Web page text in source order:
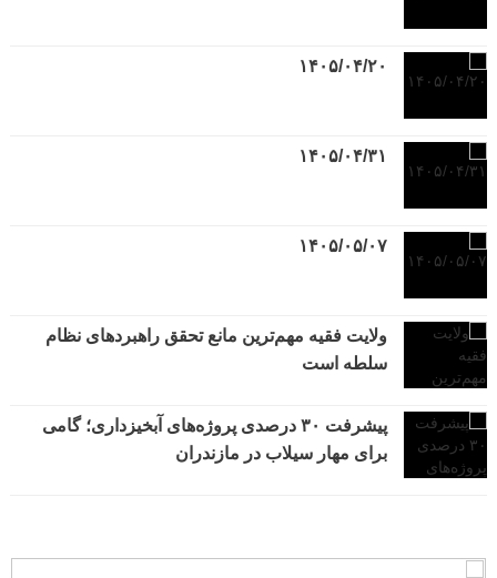
۱۴۰۵/۰۴/۲۰
۱۴۰۵/۰۴/۳۱
۱۴۰۵/۰۵/۰۷
ولایت فقیه مهم‌ترین مانع تحقق راهبردهای نظام
سلطه است
پیشرفت ۳۰ درصدی پروژه‌های آبخیزداری؛ گامی
برای مهار سیلاب در مازندران